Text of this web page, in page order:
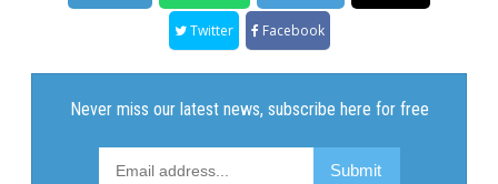
Twitter Facebook